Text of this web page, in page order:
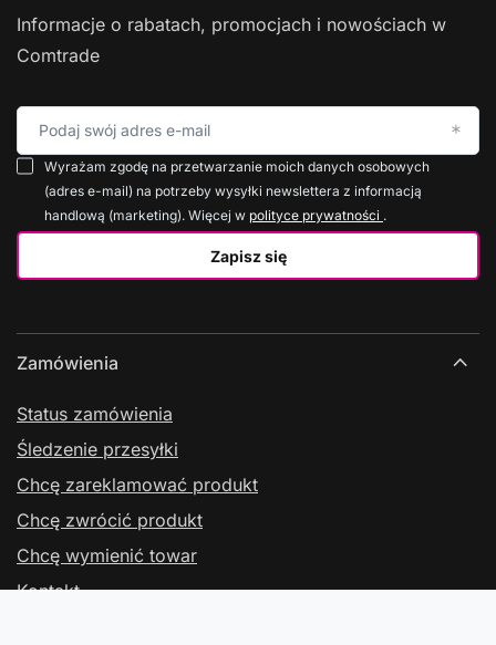
Informacje o rabatach, promocjach i nowościach w
Comtrade
Podaj swój adres e-mail
Zapisz się
Wyrażam zgodę na przetwarzanie moich danych osobowych
(adres e-mail) na potrzeby wysyłki newslettera z informacją
handlową (marketing). Więcej w polityce prywatności .
Zamówienia
Status zamówienia
Śledzenie przesyłki
Chcę zareklamować produkt
Chcę zwrócić produkt
Chcę wymienić towar
Kontakt